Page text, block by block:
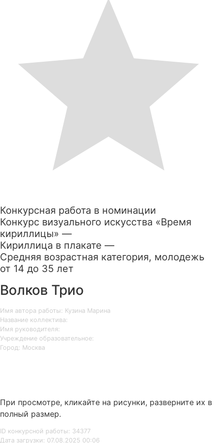
Конкурсная работа в номинации
Конкурс визуального искусства «Время
кириллицы» —
Кириллица в плакате —
Средняя возрастная категория, молодежь
от 14 до 35 лет
Волков Трио
Имя автора работы: Кузина Марина
Название коллектива:
Имя руководителя:
Учреждение образовательное:
Город: Москва
При просмотре, кликайте на рисунки, разверните их в
полный размер.
ID конкурсной работы: 34377
Дата загрузки: 07.08.2025 00:06